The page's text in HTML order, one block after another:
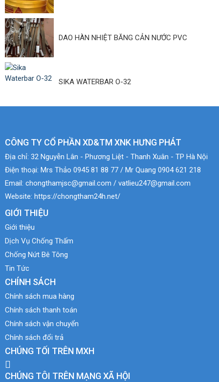
DAO HÀN NHIỆT BĂNG CẢN NƯỚC PVC
SIKA WATERBAR O-32
CÔNG TY CỔ PHẦN XD&TM XNK HƯNG PHÁT
Địa chỉ: 32 Nguyễn Lân - Phương Liệt - Thanh Xuân - TP Hà Nội
Điện thoại: Mrs Thảo 0945 81 88 77 / Mr Quang 0904 621 218
Email: chongthamjsc@gmail.com / vatlieu247@gmail.com
Website: https://chongtham24h.net/
GIỚI THIỆU
Giới thiệu
Dịch Vụ Chống Thấm
Chống Nứt Bê Tông
Tin Tức
CHÍNH SÁCH
Chính sách mua hàng
Chính sách thanh toán
Chính sách vận chuyển
Chính sách đổi trả
CHÚNG TỐI TRÊN MXH
CHÚNG TÔI TRÊN MẠNG XÃ HỘI